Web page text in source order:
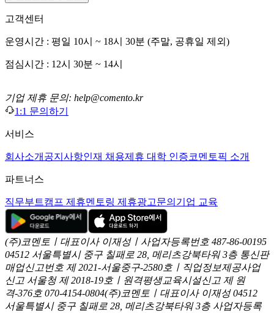
고객센터
운영시간 : 평일 10시 ~ 18시 30분 (주말, 공휴일 제외)
점심시간 : 12시 30분 ~ 14시
기업 제휴 문의: help@comento.kr
1:1 문의하기
서비스
회사소개 공지사항인재 채용제휴 대학 인증코멘토픽 소개
파트너스
직무부트캠프 제휴멘토링 제휴광고문의 기업 교육
(주)코멘토ㅣ대표이사 이재성ㅣ사업자등록번호 487-86-00195
04512 서울특별시 중구 칠패로 28, 메리츠강북타워 3층 통신판
매업신고번호 제 2021-서울중구-2580호ㅣ직업정보제공사업
신고 서울청 제 2018-19호ㅣ원격평생교육시설신고 제 원
격-376호 070-4154-0804(주)코멘토ㅣ대표이사 이재성 04512
서울특별시 중구 칠패로 28, 메리츠강북타워 3층 사업자등록